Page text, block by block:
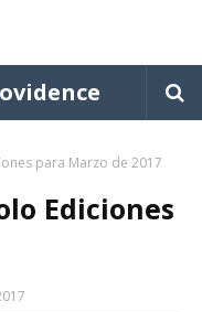
para Marzo de 2017
Ediciones